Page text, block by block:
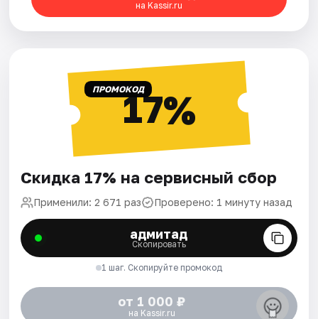
на Kassir.ru
ПРОМОКОД17%
Скидка 17% на сервисный сбор
Применили: 2 671 раз Проверено: 1 минуту назад
адмитад
Скопировать
1 шаг. Скопируйте промокод
от 1 000 ₽
на Kassir.ru